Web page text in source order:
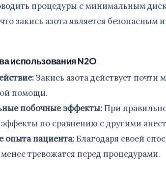
процедуры с минимальным
закись азота является
использования N2O
Закись азота действует
помощи.
побочные эффекты:При
по сравнению с другими
опыта пациента:Благодаря своей
тревожатся перед процедурами.